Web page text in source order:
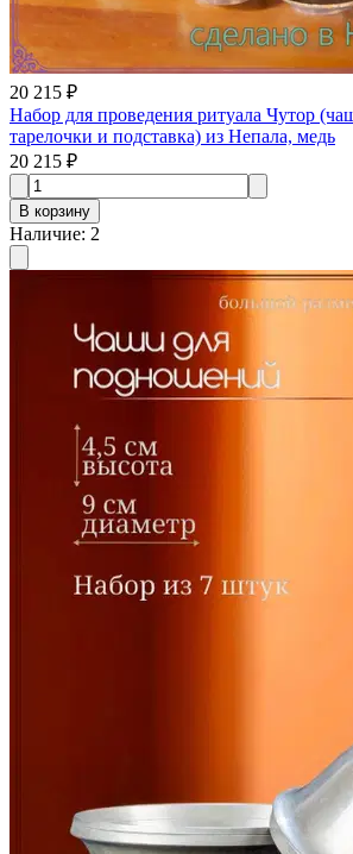
20 215 ₽
Набор для проведения ритуала Чутор
тарелочки и подставка) из Непала, медь
20 215 ₽
В корзину
Наличие: 2